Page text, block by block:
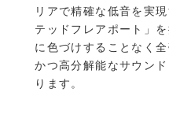
リアで精確な低音を実
テッドフレアポート」
に色づけすることなく
かつ高分解能なサウン
ります。